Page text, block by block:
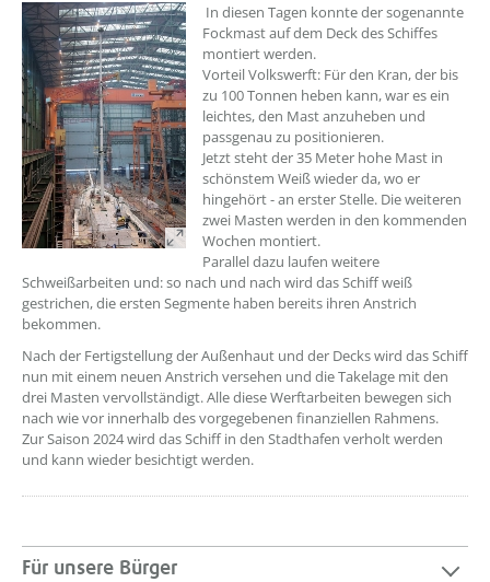
??? absaetzeOben[1]/titel ???
In diesen Tagen konnte der sogenannte
Fockmast auf dem Deck des Schiffes
montiert werden.
Vorteil Volkswerft: Für den Kran, der bis
zu 100 Tonnen heben kann, war es ein
leichtes, den Mast anzuheben und
passgenau zu positionieren.
Jetzt steht der 35 Meter hohe Mast in
schönstem Weiß wieder da, wo er
hingehört - an erster Stelle. Die weiteren
zwei Masten werden in den kommenden
Wochen montiert.
Parallel dazu laufen weitere
Schweißarbeiten und: so nach und nach wird das Schiff weiß
gestrichen, die ersten Segmente haben bereits ihren Anstrich
bekommen.
Nach der Fertigstellung der Außenhaut und der Decks wird das Schiff
nun mit einem neuen Anstrich versehen und die Takelage mit den
drei Masten vervollständigt. Alle diese Werftarbeiten bewegen sich
nach wie vor innerhalb des vorgegebenen finanziellen Rahmens.
Zur Saison 2024 wird das Schiff in den Stadthafen verholt werden
und kann wieder besichtigt werden.
Für unsere Bürger